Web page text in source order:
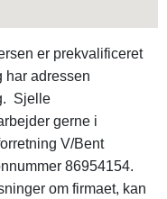
er prekvalificeret
har adressen
Sjelle
gerne i
V/Bent
86954154.
om firmaet, kan